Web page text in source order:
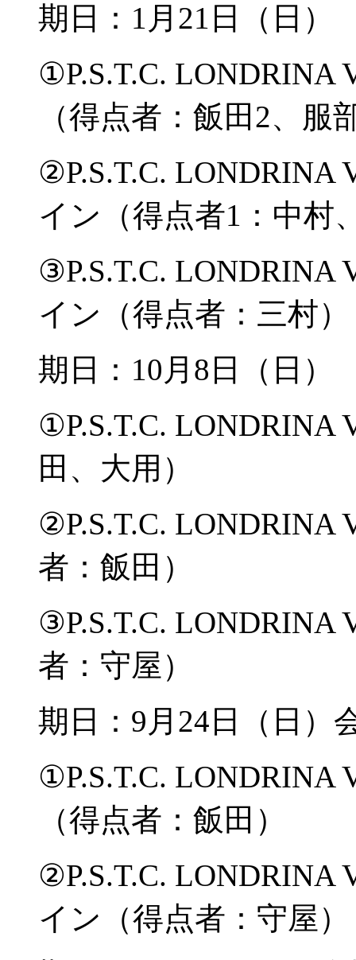
期日：1月21日（日
①P.S.T.C.
（得点者：飯田2、服
②P.S.T.C. LONDRINA
イン（得点者1：中村
③P.S.T.C.
イン（得点者：三村）
期日：10月8日（日
①P.S.T.C. LONDRINA
田、大用）
②P.S.T.C. LONDRINA
者：飯田）
③P.S.T.C. LONDRINA
者：守屋）
期日：9月24日（日）
①P.S.T.C. LONDRINA
（得点者：飯田）
②P.S.T.C. LONDRINA
イン（得点者：守屋）